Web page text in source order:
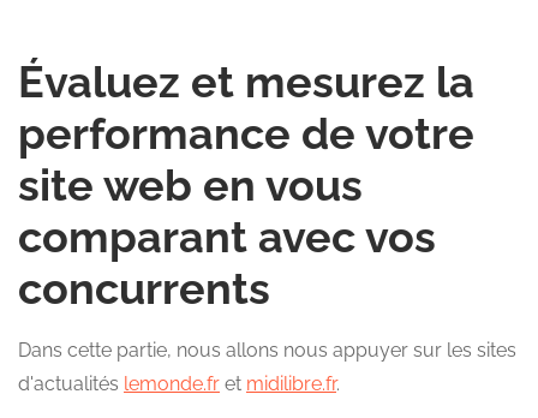
Évaluez et mesurez la
performance de votre
site web en vous
comparant avec vos
concurrents
Dans cette partie, nous allons nous appuyer sur les sites
d'actualités lemonde.fr et midilibre.fr.